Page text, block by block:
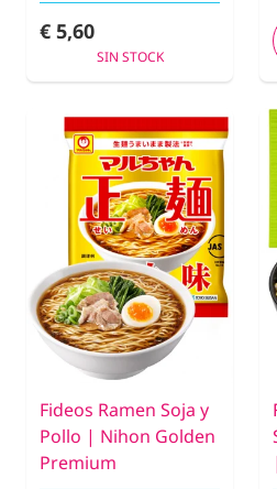
€ 5,60
SIN STOCK
Fideos Ramen Soja y
Pollo | Nihon Golden
Premium